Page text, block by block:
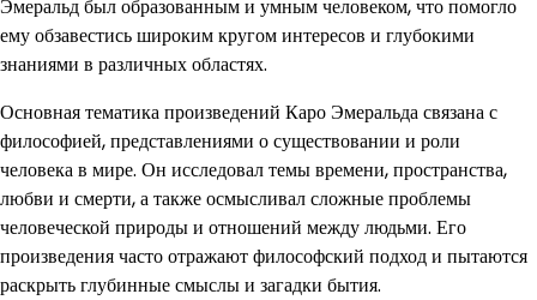
Эмеральд был образованным и умным человеком, что помогло
ему обзавестись широким кругом интересов и глубокими
знаниями в различных областях.
Основная тематика произведений Каро Эмеральда связана с
философией, представлениями о существовании и роли
человека в мире. Он исследовал темы времени, пространства,
любви и смерти, а также осмысливал сложные проблемы
человеческой природы и отношений между людьми. Его
произведения часто отражают философский подход и пытаются
раскрыть глубинные смыслы и загадки бытия.